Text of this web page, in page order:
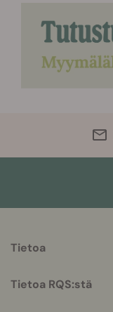
helpful
Tietoa
Tietoa RQS:stä